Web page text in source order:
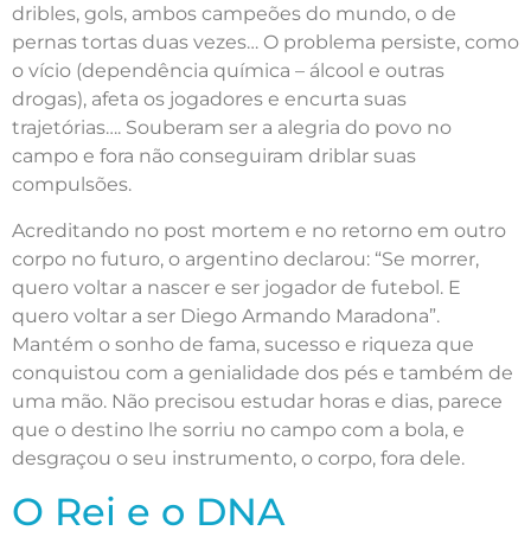
dribles, gols, ambos campeões do mundo, o de
pernas tortas duas vezes… O problema persiste, como
o vício (dependência química – álcool e outras
drogas), afeta os jogadores e encurta suas
trajetórias…. Souberam ser a alegria do povo no
campo e fora não conseguiram driblar suas
compulsões.
Acreditando no post mortem e no retorno em outro
corpo no futuro, o argentino declarou: “Se morrer,
quero voltar a nascer e ser jogador de futebol. E
quero voltar a ser Diego Armando Maradona”.
Mantém o sonho de fama, sucesso e riqueza que
conquistou com a genialidade dos pés e também de
uma mão. Não precisou estudar horas e dias, parece
que o destino lhe sorriu no campo com a bola, e
desgraçou o seu instrumento, o corpo, fora dele.
O Rei e o DNA